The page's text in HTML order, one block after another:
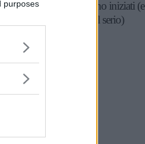
purposes
2025 sono iniziati (e
fanno sul serio)